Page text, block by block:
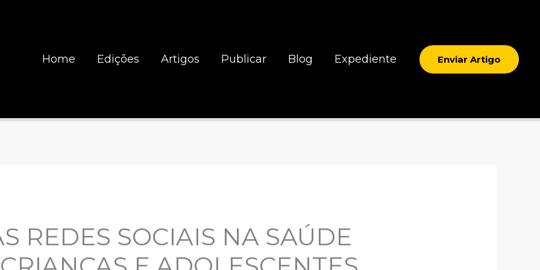
Home Edições Artigos Publicar Blog Expediente Enviar Artigo
REDES SOCIAIS NA SAÚDE